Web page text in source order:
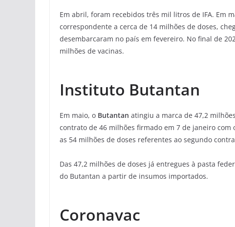
Em abril, foram recebidos três mil litros de IFA. Em
correspondente a cerca de 14 milhões de doses,
desembarcaram no país em fevereiro. No final de
milhões de vacinas.
Instituto Butantan
Em maio, o Butantan atingiu a marca de 47,2
contrato de 46 milhões firmado em 7 de janeiro
as 54 milhões de doses referentes ao segundo
Das 47,2 milhões de doses já entregues à pasta
do Butantan a partir de insumos importados.
Coronavac